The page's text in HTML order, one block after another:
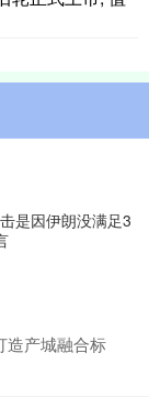
是因伊朗没满足3
造产城融合标